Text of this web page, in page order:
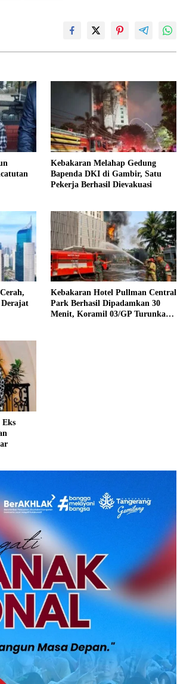
Kebakaran Melahap Gedung
Bapenda DKI di Gambir, Satu
Pekerja Berhasil Dievakuasi
Kebakaran Hotel Pullman Central
Park Berhasil Dipadamkan 30
Menit, Koramil 03/GP Turunkan